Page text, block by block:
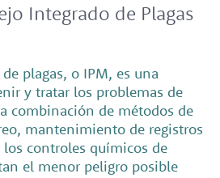
Integrado de Plagas
plagas, o IPM, es una
y tratar los problemas de
combinación de métodos de
mantenimiento de registros
controles químicos de
el menor peligro posible